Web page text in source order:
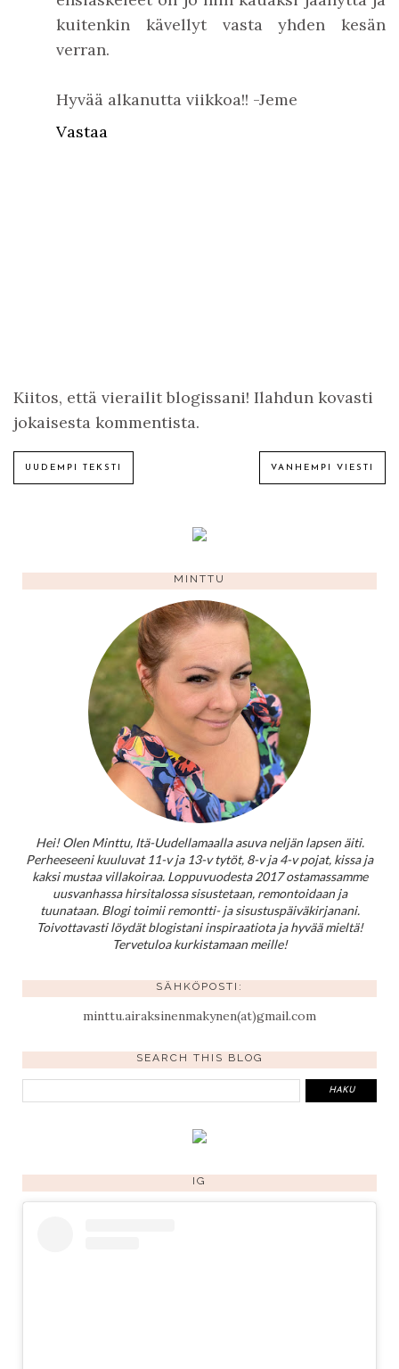
kuitenkin kävellyt vasta yhden kesän
verran.
Hyvää alkanutta viikkoa!! -Jeme
Vastaa
Kiitos, että vierailit blogissani! Ilahdun kovasti
jokaisesta kommentista.
UUDEMPI TEKSTI VANHEMPI VIESTI
MINTTU
Hei! Olen Minttu, Itä-Uudellamaalla asuva neljän lapsen äiti.
Perheeseeni kuuluvat 11-v ja 13-v tytöt, 8-v ja 4-v pojat, kissa ja
kaksi mustaa villakoiraa. Loppuvuodesta 2017 ostamassamme
uusvanhassa hirsitalossa sisustetaan, remontoidaan ja
tuunataan. Blogi toimii remontti- ja sisustuspäiväkirjanani.
Toivottavasti löydät blogistani inspiraatiota ja hyvää mieltä!
Tervetuloa kurkistamaan meille!
SÄHKÖPOSTI:
minttu.airaksinenmakynen(at)gmail.com
SEARCH THIS BLOG
IG